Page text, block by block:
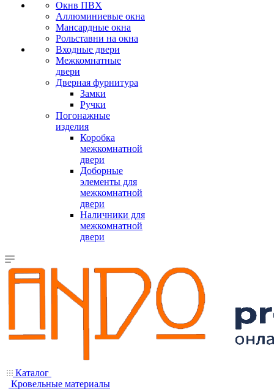
Окнв ПВХ
Аллюминиевые окна
Мансардные окна
Рольставни на окна
Входные двери
Межкомнатные
двери
Дверная фурнитура
Замки
Ручки
Погонажные
изделия
Коробка
межкомнатной
двери
Доборные
элементы для
межкомнатной
двери
Наличники для
межкомнатной
двери
Каталог
Кровельные материалы